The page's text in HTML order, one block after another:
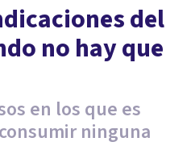
del
no hay que
en los que es
ninguna